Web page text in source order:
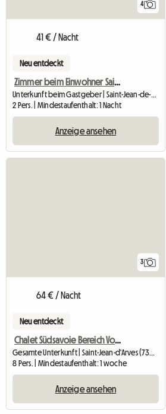
4
41 € / Nacht
Neu entdeckt
Zimmer beim Einwohner Saint-Jean-de-Maurienne
Unterkunft beim Gastgeber | Saint-Jean-de-Maurienne
2 Pers. | Mindestaufenthalt: 1 Nacht
Anzeige ansehen
3
64 € / Nacht
Neu entdeckt
Chalet Südsavoie Bereich Von Sybelles
Gesamte Unterkunft | Saint-Jean-d'Arves (73530)
8 Pers. | Mindestaufenthalt: 1 woche
Anzeige ansehen